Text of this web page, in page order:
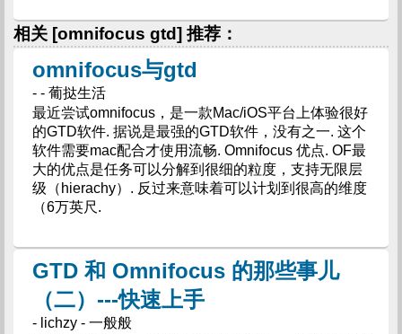
相关 [omnifocus gtd] 推荐：
omnifocus与gtd
- - 葡挞生活
最近尝试omnifocus，是一款Mac/iOS平台上体验很好
的GTD软件. 据说是最强的GTD软件，没有之一. 这个
软件需要mac配合才使用流畅. Omnifocus 优点. OF最
大的优点是任务可以分解到很细的粒度，支持无限层
级（hierachy）. 反过来意味着可以计划到很高的维度
（6万英尺.
GTD 和 Omnifocus 的那些事儿
（二）---快速上手
- lichzy - 一般般